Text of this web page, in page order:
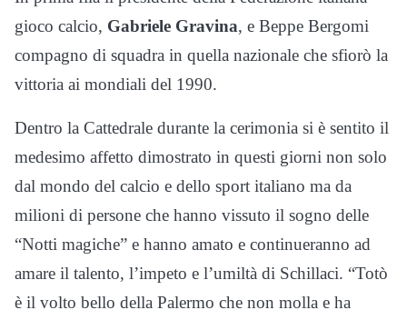
gioco calcio, Gabriele Gravina, e Beppe Bergomi
compagno di squadra in quella nazionale che sfiorò la
vittoria ai mondiali del 1990.
Dentro la Cattedrale durante la cerimonia si è sentito il
medesimo affetto dimostrato in questi giorni non solo
dal mondo del calcio e dello sport italiano ma da
milioni di persone che hanno vissuto il sogno delle
“Notti magiche” e hanno amato e continueranno ad
amare il talento, l’impeto e l’umiltà di Schillaci. “Totò
è il volto bello della Palermo che non molla e ha